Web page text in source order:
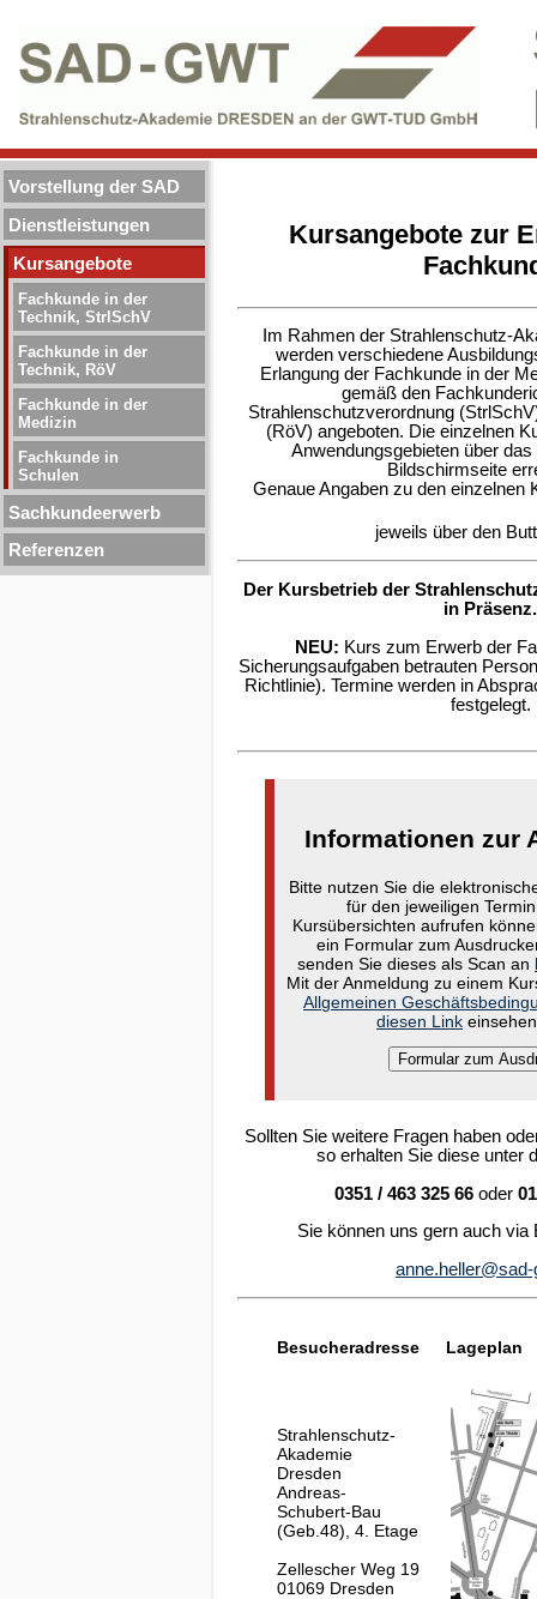
Vorstellung der SAD
Dienstleistungen
Kursangebote
Fachkunde in der
Technik, StrlSchV
Fachkunde in der
Technik, RöV
Fachkunde in der
Medizin
Fachkunde in
Schulen
Sachkundeerwerb
Referenzen
Kursangebote zur
Im Rahmen der Strahlenschutz-
werden verschiedene
Erlangung der Fachkunde in der
gemäß den
Strahlenschutzverordnung
(RöV) angeboten. Die einzelnen
Anwendungsgebieten über
Bildschirmseite
Genaue Angaben zu den einzelnen
jeweils über den
Der Kursbetrieb der
in Präsenz.
NEU: Kurs zum Erwerb der
Sicherungsaufgaben betrauten
Richtlinie). Termine werden in
festgelegt.
Informationen zur
Bitte nutzen Sie die
für den jeweiligen
Kursübersichten aufrufen
ein Formular zum
senden Sie dieses als Scan an
Mit der Anmeldung zu einem
Allgemeinen
diesen Link
Sollten Sie weitere Fragen haben
so erhalten Sie diese unter
0351 / 463 325 66oder
Sie können uns gern auch via
Besucheradresse Lageplan
Strahlenschutz-
Akademie
Dresden
Andreas-
Schubert-Bau
(Geb.48), 4. Etage
Zellescher Weg 19
01069 Dresden